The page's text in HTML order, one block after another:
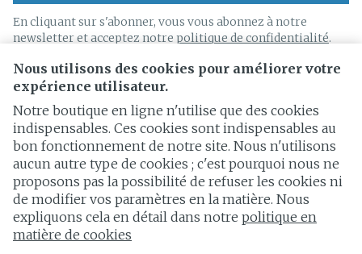
Nous utilisons des cookies pour améliorer votre
expérience utilisateur.
Notre boutique en ligne n'utilise que des cookies
indispensables. Ces cookies sont indispensables au
bon fonctionnement de notre site. Nous n'utilisons
aucun autre type de cookies ; c'est pourquoi nous ne
proposons pas la possibilité de refuser les cookies ni
de modifier vos paramètres en la matière. Nous
expliquons cela en détail dans notre politique en
matière de cookies
En cliquant sur s'abonner, vous vous abonnez à notre
newsletter et acceptez notre politique de confidentialité.
Liens légaux